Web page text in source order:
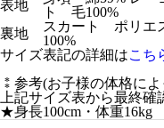
表地
ト 毛100%
裏地
スカート ポリエ
100%
サイズ表記の詳細はこち
⁑参考(お子様の体格によ
上記サイズ表から最終
★身長100cm・体重16kg